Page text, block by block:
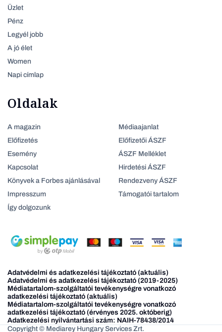
Üzlet
Pénz
Legyél jobb
A jó élet
Women
Napi címlap
Oldalak
A magazin
Előfizetés
Esemény
Kapcsolat
Könyvek a Forbes ajánlásával
Impresszum
Így dolgozunk
Médiaajanlat
Előfizetői ÁSZF
ÁSZF Melléklet
Hirdetési ÁSZF
Rendezveny ÁSZF
Támogatói tartalom
Adatvédelmi és adatkezelési tájékoztató (aktuális)
Adatvédelmi és adatkezelési tájékoztató (2019-2025)
Médiatartalom-szolgáltatói tevékenységre vonatkozó
adatkezelési tájékoztató (aktuális)
Médiatartalom-szolgáltatói tevékenységre vonatkozó
adatkezelési tájékoztató (érvényes 2025. októberig)
Adatkezelési nyilvántartási szám: NAIH-78438/2014
Copyright © Mediarey Hungary Services Zrt.